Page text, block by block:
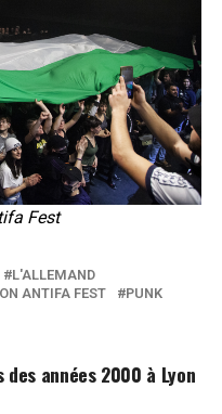
Fest
L'ALLEMAND
ANTIFA FEST
PUNK
années 2000 à Lyon